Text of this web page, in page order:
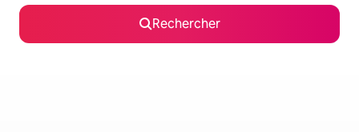
Rechercher